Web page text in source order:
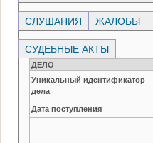
СЛУШАНИЯ ЖАЛОБЫ
СУДЕБНЫЕ АКТЫ
ДЕЛО
Уникальный идентификатор
дела
Дата поступления